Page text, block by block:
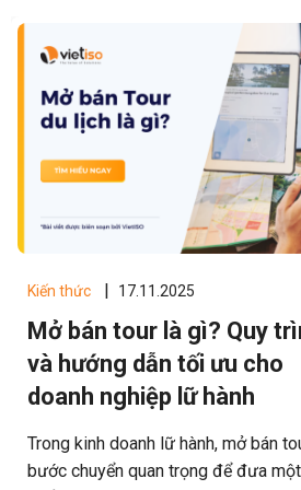
triển du lịch nông thôn theo hướng
vững.
Kiến thức | 17.11.2025
Mở bán tour là gì? Quy
và hướng dẫn tối ưu cho
doanh nghiệp lữ hành
Trong kinh doanh lữ hành, mở bán
bước chuyển quan trọng để đưa